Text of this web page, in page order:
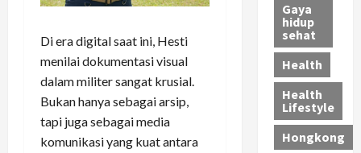
Di era digital saat ini, Hesti
menilai dokumentasi visual
dalam militer sangat krusial.
Bukan hanya sebagai arsip,
tapi juga sebagai media
komunikasi yang kuat antara
Gaya
hidup
sehat
Health
Health
Lifestyle
Hongkong